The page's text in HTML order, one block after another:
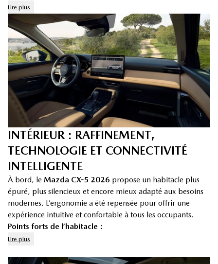
Lire plus
INTÉRIEUR : RAFFINEMENT,
TECHNOLOGIE ET CONNECTIVITÉ
INTELLIGENTE
À bord, le Mazda CX-5 2026 propose un habitacle plus
épuré, plus silencieux et encore mieux adapté aux besoins
modernes. L’ergonomie a été repensée pour offrir une
expérience intuitive et confortable à tous les occupants.
Points forts de l’habitacle :
Lire plus